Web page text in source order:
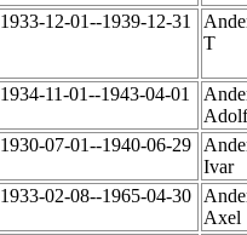
1933-12-01--1939-12-31
T
1934-11-01--1943-04-01
1930-07-01--1940-06-29
Ivar
1933-02-08--1965-04-30
Axel